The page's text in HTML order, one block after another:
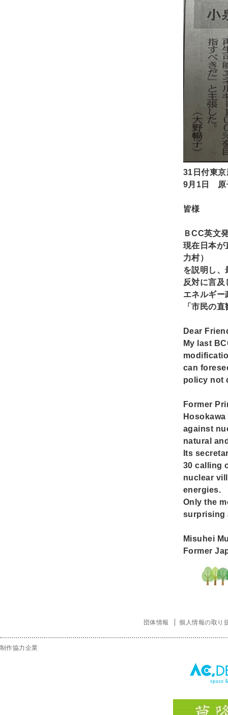
31 日付東
9月1日 原
皆様
ＢCC英文
現在日本が
力村）
を説明し、
反対に言
エネルギ
「市民の
Dear
My last
can
policy not
Former
against
natural
Its
30 calling
nuclear
energies.
Only the
surprising
Misuhei
Former
団体情報 個人情報の取り
制作協力企業